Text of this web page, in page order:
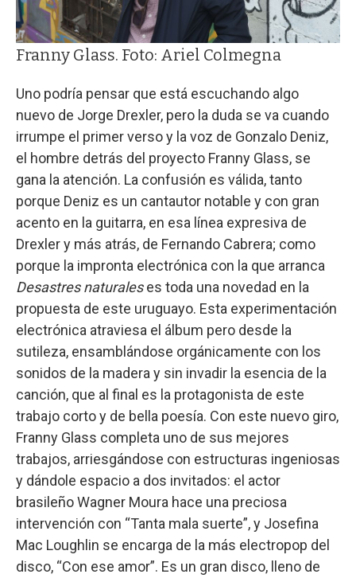
Franny Glass. Foto: Ariel Colmegna
Uno podría pensar que está escuchando algo
nuevo de Jorge Drexler, pero la duda se va cuando
irrumpe el primer verso y la voz de Gonzalo Deniz,
el hombre detrás del proyecto Franny Glass, se
gana la atención. La confusión es válida, tanto
porque Deniz es un cantautor notable y con gran
acento en la guitarra, en esa línea expresiva de
Drexler y más atrás, de Fernando Cabrera; como
porque la impronta electrónica con la que arranca
Desastres naturaleses toda una novedad en la
propuesta de este uruguayo. Esta experimentación
electrónica atraviesa el álbum pero desde la
sutileza, ensamblándose orgánicamente con los
sonidos de la madera y sin invadir la esencia de la
canción, que al final es la protagonista de este
trabajo corto y de bella poesía. Con este nuevo giro,
Franny Glass completa uno de sus mejores
trabajos, arriesgándose con estructuras ingeniosas
y dándole espacio a dos invitados: el actor
brasileño Wagner Moura hace una preciosa
intervención con “Tanta mala suerte”, y Josefina
Mac Loughlin se encarga de la más electropop del
disco, “Con ese amor”. Es un gran disco, lleno de